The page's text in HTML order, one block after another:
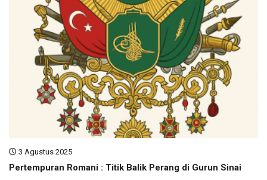
3 Agustus 2025
Pertempuran Romani : Titik Balik Perang di Gurun Sinai